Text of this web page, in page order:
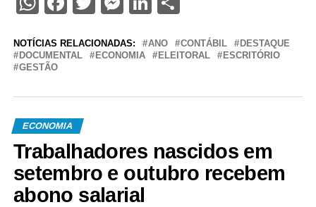
NOTÍCIAS RELACIONADAS: ANO CONTÁBIL
DESTAQUE
DOCUMENTAL
ECONOMIA ELEITORAL
ESCRITÓRIO
GESTÃO
ECONOMIA
Trabalhadores nascidos em
setembro e outubro recebem
abono salarial